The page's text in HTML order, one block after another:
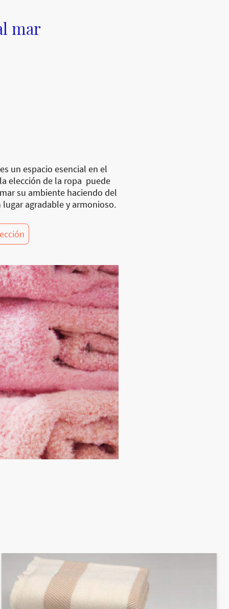
mar
un espacio esencial en el
elección de la ropa puede
su ambiente haciendo del
agradable y armonioso.